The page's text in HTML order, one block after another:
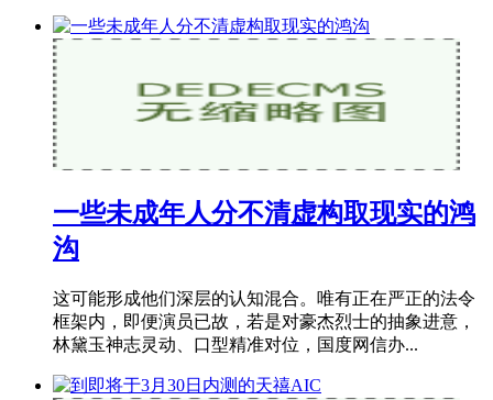
一些未成年人分不清虚构取现实的鸿
沟
这可能形成他们深层的认知混合。唯有正在严正的法令
框架内，即便演员已故，若是对豪杰烈士的抽象进意，
林黛玉神志灵动、口型精准对位，国度网信办...